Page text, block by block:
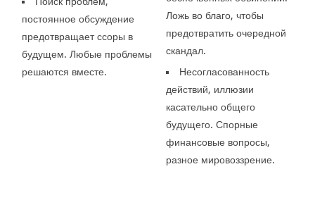
постоянное обсуждение
предотвращает ссоры в
будущем. Любые проблемы
решаются вместе.
Ложь во благо, чтобы
предотвратить очередной
скандал.
Несогласованность
действий, иллюзии
касательно общего
будущего. Спорные
финансовые вопросы,
разное мировоззрение.